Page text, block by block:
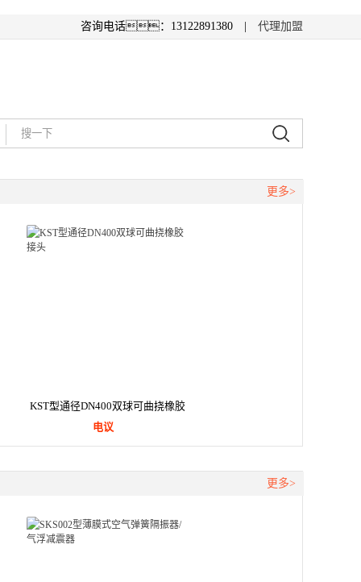
咨询电话：13122891380 | 代理加盟
更多>
KST型通径DN400双球可曲挠橡胶
接头
电议
更多>